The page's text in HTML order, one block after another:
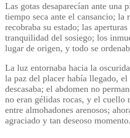
Las gotas desaparecían ante una
tiempo seca ante el cansancio; la
recobraba su estado; las
tranquilidad del sosiego; los
lugar de origen, y todo se
La luz entornaba hacia la
la paz del placer había llegado, el
descasaba; el abdomen no
no eran gélidas rocas, y el cuello
entre almohadones arenosos;
agraciado y tan deseoso momento.